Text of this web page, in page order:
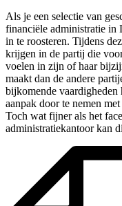
Als je een selectie van
financiële administratie in
in te roosteren. Tijdens
krijgen in de partij die
voelen in zijn of haar
maakt dan de andere
bijkomende
aanpak door te nemen
Toch wat fijner als het
administratiekantoor kan